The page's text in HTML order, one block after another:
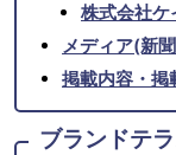
株式会社ケ
メディア(新
掲載内容・掲
ブランドテ